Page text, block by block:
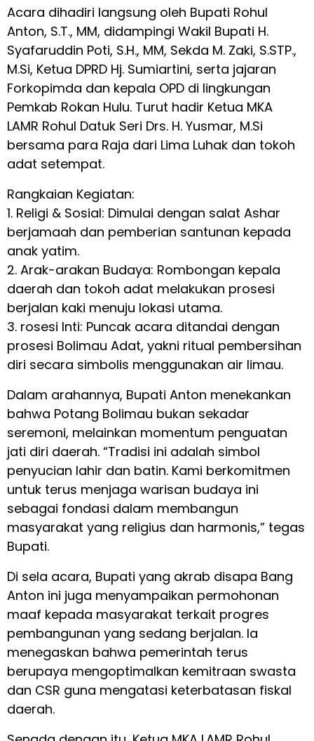
Acara dihadiri langsung oleh Bupati Rohul
Anton, S.T., MM, didampingi Wakil Bupati H.
Syafaruddin Poti, S.H., MM, Sekda M. Zaki, S.STP.,
M.Si, Ketua DPRD Hj. Sumiartini, serta jajaran
Forkopimda dan kepala OPD di lingkungan
Pemkab Rokan Hulu. Turut hadir Ketua MKA
LAMR Rohul Datuk Seri Drs. H. Yusmar, M.Si
bersama para Raja dari Lima Luhak dan tokoh
adat setempat.
Rangkaian Kegiatan:
1. Religi & Sosial: Dimulai dengan salat Ashar
berjamaah dan pemberian santunan kepada
anak yatim.
2. Arak-arakan Budaya: Rombongan kepala
daerah dan tokoh adat melakukan prosesi
berjalan kaki menuju lokasi utama.
3. rosesi Inti: Puncak acara ditandai dengan
prosesi Bolimau Adat, yakni ritual pembersihan
diri secara simbolis menggunakan air limau.
Dalam arahannya, Bupati Anton menekankan
bahwa Potang Bolimau bukan sekadar
seremoni, melainkan momentum penguatan
jati diri daerah. “Tradisi ini adalah simbol
penyucian lahir dan batin. Kami berkomitmen
untuk terus menjaga warisan budaya ini
sebagai fondasi dalam membangun
masyarakat yang religius dan harmonis,” tegas
Bupati.
Di sela acara, Bupati yang akrab disapa Bang
Anton ini juga menyampaikan permohonan
maaf kepada masyarakat terkait progres
pembangunan yang sedang berjalan. Ia
menegaskan bahwa pemerintah terus
berupaya mengoptimalkan kemitraan swasta
dan CSR guna mengatasi keterbatasan fiskal
daerah.